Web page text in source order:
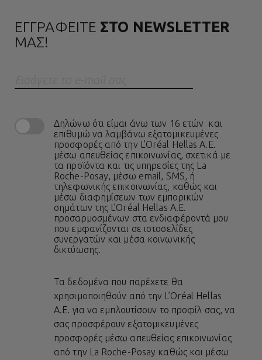
ΕΓΓΡΑΦΕΙΤΕ ΣΤΟ NEWSLETTER
ΜΑΣ!
Δηλώνω ότι είμαι άνω των 16 ετών και
επιθυμώ να λαμβάνω εξατομικευμένες
προσφορές από την L’Oréal Hellas A.E.
μέσω απευθείας επικοινωνίας, σχετικά με
τα προϊόντα και τις υπηρεσίες της La
Roche-Posay, μέσω email, SMS, ή
τηλεφωνικής επικοινωνίας, καθώς και
μέσω διαφημίσεων των εμπορικών
σημάτων της L’Oréal Hellas A.E.
προσαρμοσμένων στα ενδιαφέροντά μου
που εμφανίζονται σε ιστοσελίδες
συνεργατών και μέσα κοινωνικής
δικτύωσης.
Τα δεδομένα που παρέχετε θα
χρησιμοποιηθούν από την L’Oréal Hellas
A.E. για να εμπλουτίσουν το προφίλ σας, να
σας προσφέρουν εξατομικευμένες
προσφορές μέσω απευθείας επικοινωνίας
από την La Roche-Posay καθώς και μέσω